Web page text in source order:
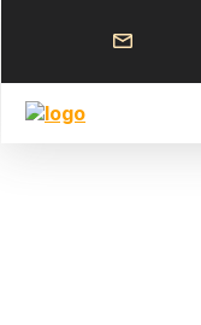
obsahu
Horní
menu